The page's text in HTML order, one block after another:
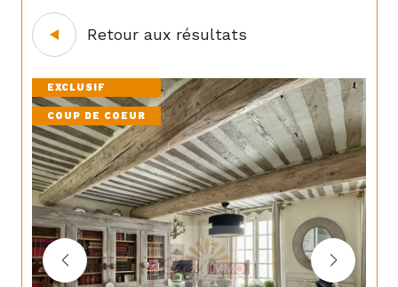
Retour aux résultats
EXCLUSIF
COUP DE COEUR